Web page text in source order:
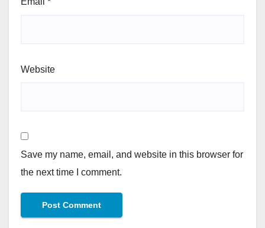
Website
Save my name, email, and website in this browser for
the next time I comment.